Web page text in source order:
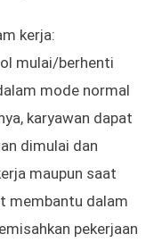
kerja:
mulai/berhenti
mode normal
karyawan dapat
dimulai dan
maupun saat
membantu dalam
pekerjaan